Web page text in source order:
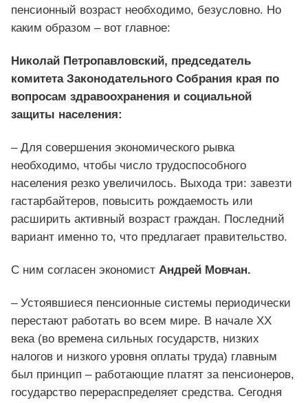
пенсионный возраст необходимо, безусловно. Но
каким образом – вот главное:
Николай Петропавловский, председатель
комитета Законодательного Собрания края по
вопросам здравоохранения и социальной
защиты населения:
– Для совершения экономического рывка
необходимо, чтобы число трудоспособного
населения резко увеличилось. Выхода три: завезти
гастарбайтеров, повысить рождаемость или
расширить активный возраст граждан. Последний
вариант именно то, что предлагает правительство.
С ним согласен экономист Андрей Мовчан.
– Устоявшиеся пенсионные системы периодически
перестают работать во всем мире. В начале ХХ
века (во времена сильных государств, низких
налогов и низкого уровня оплаты труда) главным
был принцип – работающие платят за пенсионеров,
государство перераспределяет средства. Сегодня